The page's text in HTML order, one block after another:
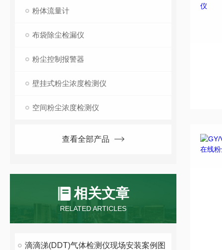
粉体流量计
布袋除尘检漏仪
粉尘控制报警器
壁挂式粉尘浓度检测仪
空间粉尘浓度检测仪
查看全部产品
相关文章
RELATED ARTICLES
滴滴涕(DDT)气体检测仪现场安装案例图